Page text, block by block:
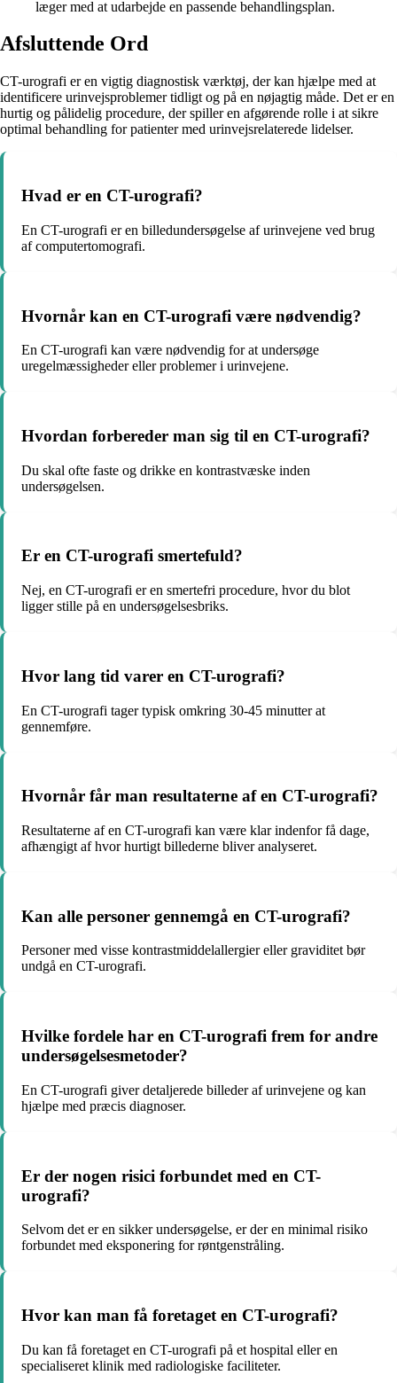
læger med at udarbejde en passende behandlingsplan.
Afsluttende Ord
CT-urografi er en vigtig diagnostisk værktøj, der kan hjælpe med at
identificere urinvejsproblemer tidligt og på en nøjagtig måde. Det er en
hurtig og pålidelig procedure, der spiller en afgørende rolle i at sikre
optimal behandling for patienter med urinvejsrelaterede lidelser.
Hvad er en CT-urografi?
En CT-urografi er en billedundersøgelse af urinvejene ved brug
af computertomografi.
Hvornår kan en CT-urografi være nødvendig?
En CT-urografi kan være nødvendig for at undersøge
uregelmæssigheder eller problemer i urinvejene.
Hvordan forbereder man sig til en CT-urografi?
Du skal ofte faste og drikke en kontrastvæske inden
undersøgelsen.
Er en CT-urografi smertefuld?
Nej, en CT-urografi er en smertefri procedure, hvor du blot
ligger stille på en undersøgelsesbriks.
Hvor lang tid varer en CT-urografi?
En CT-urografi tager typisk omkring 30-45 minutter at
gennemføre.
Hvornår får man resultaterne af en CT-urografi?
Resultaterne af en CT-urografi kan være klar indenfor få dage,
afhængigt af hvor hurtigt billederne bliver analyseret.
Kan alle personer gennemgå en CT-urografi?
Personer med visse kontrastmiddelallergier eller graviditet bør
undgå en CT-urografi.
Hvilke fordele har en CT-urografi frem for andre
undersøgelsesmetoder?
En CT-urografi giver detaljerede billeder af urinvejene og kan
hjælpe med præcis diagnoser.
Er der nogen risici forbundet med en CT-
urografi?
Selvom det er en sikker undersøgelse, er der en minimal risiko
forbundet med eksponering for røntgenstråling.
Hvor kan man få foretaget en CT-urografi?
Du kan få foretaget en CT-urografi på et hospital eller en
specialiseret klinik med radiologiske faciliteter.